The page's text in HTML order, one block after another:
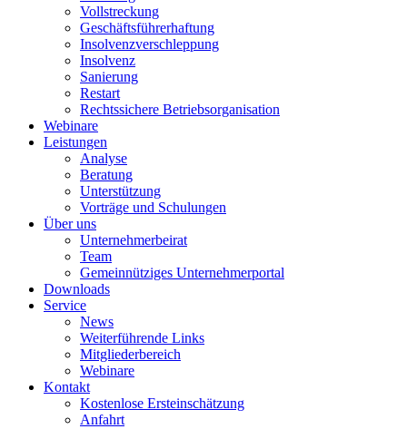
Vollstreckung
Geschäftsführerhaftung
Insolvenzverschleppung
Insolvenz
Sanierung
Restart
Rechtssichere Betriebsorganisation
Webinare
Leistungen
Analyse
Beratung
Unterstützung
Vorträge und Schulungen
Über uns
Unternehmerbeirat
Team
Gemeinnütziges Unternehmerportal
Downloads
Service
News
Weiterführende Links
Mitgliederbereich
Webinare
Kontakt
Kostenlose Ersteinschätzung
Anfahrt